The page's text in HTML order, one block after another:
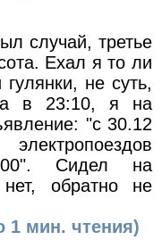
случай, третье
Ехал я то ли
не суть,
в 23:10, я на
"с 30.12
Сидел на
обратно не
1 мин. чтения)